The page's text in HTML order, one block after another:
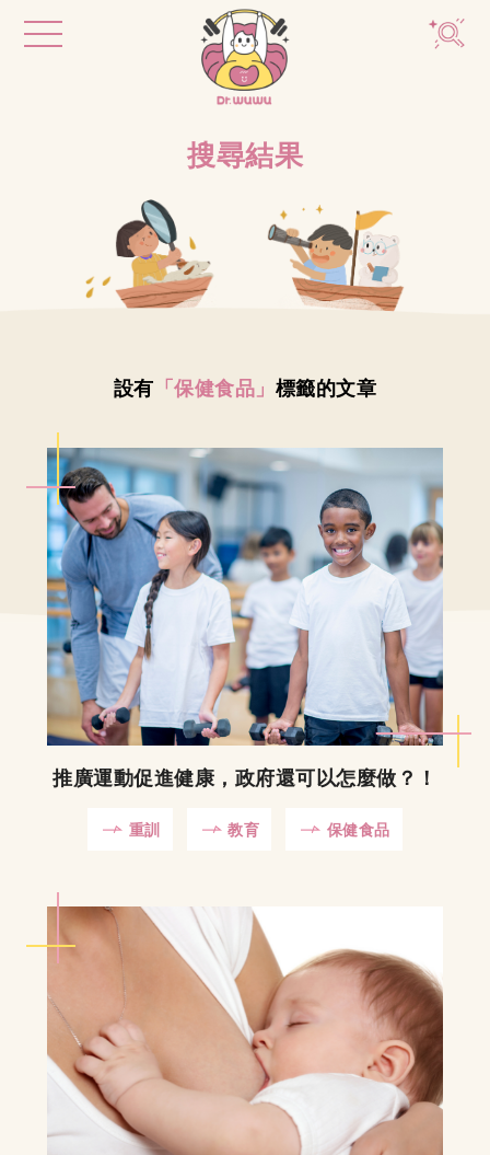
搜尋結果
設有 「保健食品」 標籤的文章
推廣運動促進健康，政府還可以怎麼做？！
重訓 教育 保健食品